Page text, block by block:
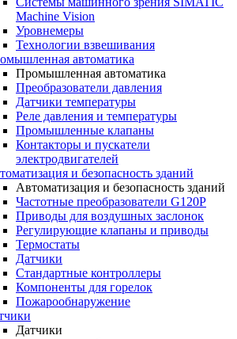
Machine Vision
Уровнемеры
Технологии взвешивания
автоматика
Промышленная автоматика
Преобразователи давления
Датчики температуры
Реле давления и температуры
Промышленные клапаны
Контакторы и пускатели
электродвигателей
и безопасность зданий
Автоматизация и безопасность зданий
Частотные преобразователи G120P
Приводы для воздушных заслонок
Регулирующие клапаны и приводы
Термостаты
Датчики
Стандартные контроллеры
Компоненты для горелок
Пожарообнаружение
Датчики